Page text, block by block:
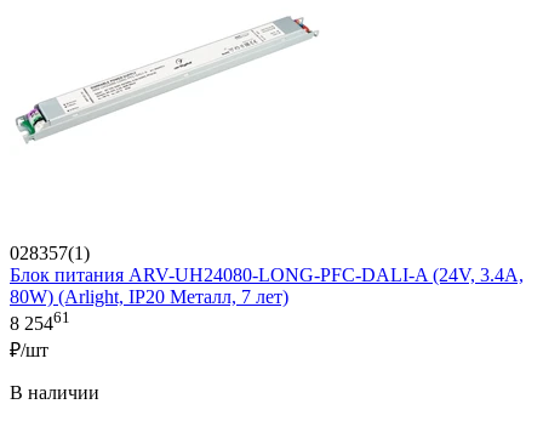
028357(1)
Блок питания ARV-UH24080-LONG-PFC-DALI-A (24V, 3.4A,
80W) (Arlight, IP20 Металл, 7 лет)
8 25461
₽/шт
В наличии